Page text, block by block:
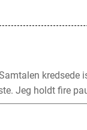
kredsede
Jeg holdt fire